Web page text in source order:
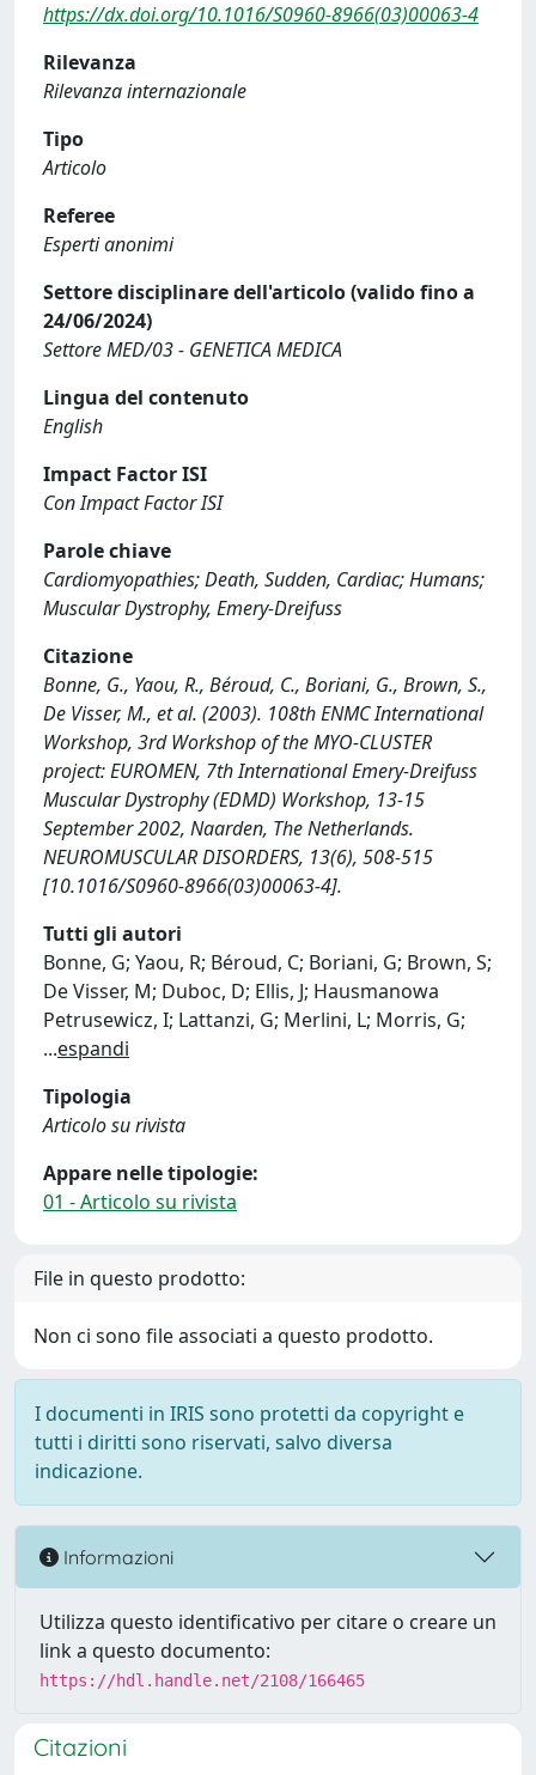
https://dx.doi.org/10.1016/S0960-8966(03)00063-4
Rilevanza
Rilevanza internazionale
Tipo
Articolo
Referee
Esperti anonimi
Settore disciplinare dell'articolo (valido fino a
24/06/2024)
Settore MED/03 - GENETICA MEDICA
Lingua del contenuto
English
Impact Factor ISI
Con Impact Factor ISI
Parole chiave
Cardiomyopathies; Death, Sudden, Cardiac; Humans;
Muscular Dystrophy, Emery-Dreifuss
Citazione
Bonne, G., Yaou, R., Béroud, C., Boriani, G., Brown, S.,
De Visser, M., et al. (2003). 108th ENMC International
Workshop, 3rd Workshop of the MYO-CLUSTER
project: EUROMEN, 7th International Emery-Dreifuss
Muscular Dystrophy (EDMD) Workshop, 13-15
September 2002, Naarden, The Netherlands.
NEUROMUSCULAR DISORDERS, 13(6), 508-515
[10.1016/S0960-8966(03)00063-4].
Tutti gli autori
Bonne, G; Yaou, R; Béroud, C; Boriani, G; Brown, S;
De Visser, M; Duboc, D; Ellis, J; Hausmanowa
Petrusewicz, I; Lattanzi, G; Merlini, L; Morris, G;
...espandi
Tipologia
Articolo su rivista
Appare nelle tipologie:
01 - Articolo su rivista
File in questo prodotto:
Non ci sono file associati a questo prodotto.
I documenti in IRIS sono protetti da copyright e
tutti i diritti sono riservati, salvo diversa
indicazione.
Informazioni
Utilizza questo identificativo per citare o creare un
link a questo documento:
https://hdl.handle.net/2108/166465
Citazioni